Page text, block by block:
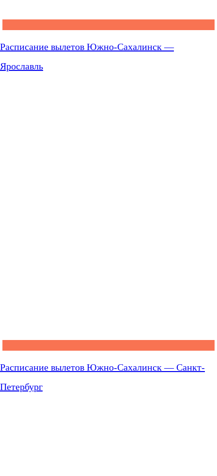
Расписание вылетов Южно-Сахалинск —
Ярославль
Расписание вылетов Южно-Сахалинск — Санкт-
Петербург